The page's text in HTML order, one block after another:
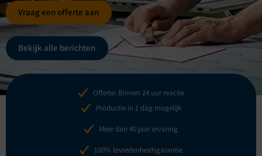
Vraag een offerte aan
Bekijk alle berichten
Offerte: Binnen 24 uur reactie
Productie in 1 dag mogelijk
Meer dan 40 jaar ervaring
100% tevredenheidsgarantie